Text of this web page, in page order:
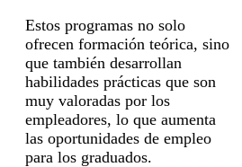
Estos programas no solo
ofrecen formación teórica, sino
que también desarrollan
habilidades prácticas que son
muy valoradas por los
empleadores, lo que aumenta
las oportunidades de empleo
para los graduados.